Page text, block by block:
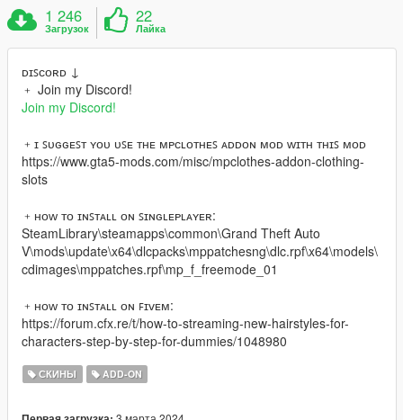
1 246
Загрузок
22
Лайка
ᴅɪꜱᴄᴏʀᴅ ↓
﹢ Join my Discord!
Join my Discord!
﹢ɪ ꜱᴜɢɢᴇꜱᴛ ʏᴏᴜ ᴜꜱᴇ ᴛʜᴇ ᴍᴘᴄʟᴏᴛʜᴇꜱ ᴀᴅᴅᴏɴ ᴍᴏᴅ ᴡɪᴛʜ ᴛʜɪꜱ ᴍᴏᴅ
https://www.gta5-mods.com/misc/mpclothes-addon-clothing-
slots
﹢ʜᴏᴡ ᴛᴏ ɪɴꜱᴛᴀʟʟ ᴏɴ ꜱɪɴɢʟᴇᴘʟᴀʏᴇʀ:
SteamLibrary\steamapps\common\Grand Theft Auto
V\mods\update\x64\dlcpacks\mppatchesng\dlc.rpf\x64\models\
cdimages\mppatches.rpf\mp_f_freemode_01
﹢ʜᴏᴡ ᴛᴏ ɪɴꜱᴛᴀʟʟ ᴏɴ ꜰɪᴠᴇᴍ:
https://forum.cfx.re/t/how-to-streaming-new-hairstyles-for-
characters-step-by-step-for-dummies/1048980
СКИНЫ ADD-ON